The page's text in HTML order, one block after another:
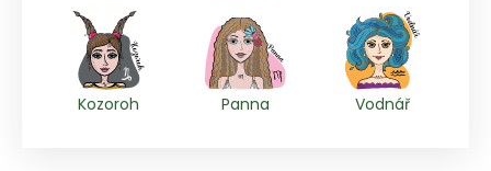
Kozoroh Panna Vodnář